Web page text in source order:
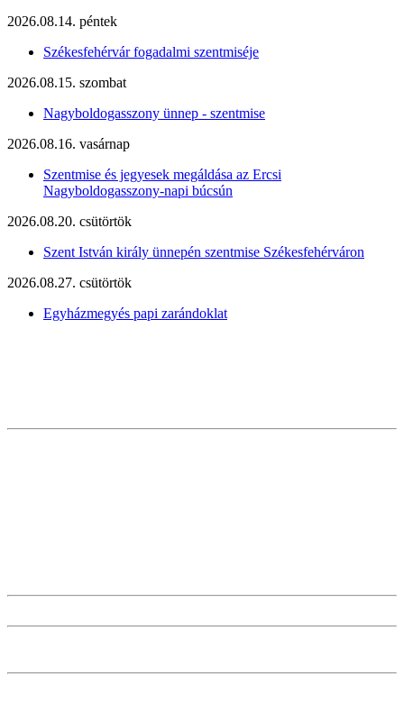
2026.08.14. péntek
Székesfehérvár fogadalmi szentmiséje
2026.08.15. szombat
Nagyboldogasszony ünnep - szentmise
2026.08.16. vasárnap
Szentmise és jegyesek megáldása az Ercsi
Nagyboldogasszony-napi búcsún
2026.08.20. csütörtök
Szent István király ünnepén szentmise Székesfehérváron
2026.08.27. csütörtök
Egyházmegyés papi zarándoklat